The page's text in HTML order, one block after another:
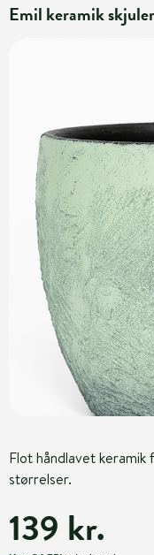
Emil keramik
Flot håndlavet keramik
størrelser.
139 kr.